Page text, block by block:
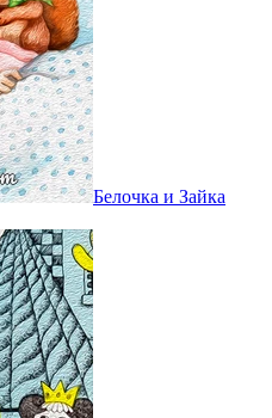
Белочка и Зайка